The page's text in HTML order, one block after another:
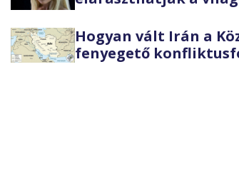
Hogyan vált Irán a
fenyegető